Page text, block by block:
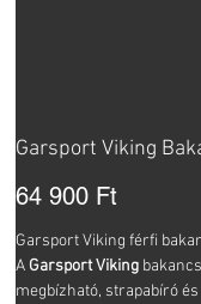
Garsport Viking
Ár
64 900 Ft
Garsport Viking férfi
A Garsport Viking
megbízható, strapabíró